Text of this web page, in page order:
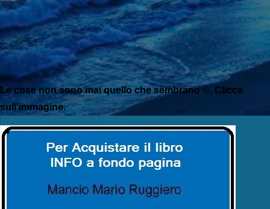
Le cose non sono mai quello che sembrano ©. Clicca
sull'immagine.